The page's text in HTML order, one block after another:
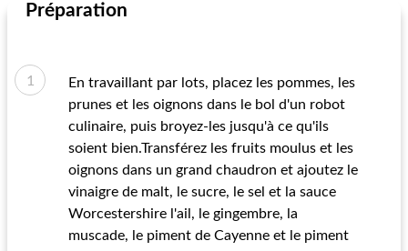
Préparation
En travaillant par lots, placez les pommes, les
prunes et les oignons dans le bol d'un robot
culinaire, puis broyez-les jusqu'à ce qu'ils
soient bien.Transférez les fruits moulus et les
oignons dans un grand chaudron et ajoutez le
vinaigre de malt, le sucre, le sel et la sauce
Worcestershire l'ail, le gingembre, la
muscade, le piment de Cayenne et le piment